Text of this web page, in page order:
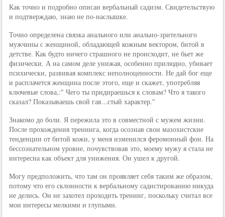
Как точно и подробно описан вербальный садизм. Свидетельствую
и подтверждаю, знаю не по-наслышке.
Точно определена связка анального или анально-зрительного
мужчины с женщиной, обладающей кожным вектором, битой в
детстве. Как будто ничего страшного не происходит, не бьет же
физически. А на самом деле унижая, особенно прилюдно, убивает
психически, развивая комплекс неполноценности. Не дай бог еще
и расплачется женщина после этого, еще и скажет, употребляя
ключевые слова,:" Чего ты придираешься к словам? Что я такого
сказал? Показываешь свой гав...стый характер."
Знакомо до боли. Я пережила это в совместной с мужем жизни.
После прохождения тренинга, когда осознав свои мазохистские
тенденции от битой кожи, у меня изменился феромонный фон. На
бессознательном уровне, почувствовав это, моему мужу я стала не
интересна как объект для унижения. Он ушел к другой.
Могу предположить, что там он проявляет себя таким же образом,
потому что его склонности к вербальному садистированию никуда
не делись. Он не захотел проходить тренинг, поскольку считал все
мои интересы мелкими и глупыми.